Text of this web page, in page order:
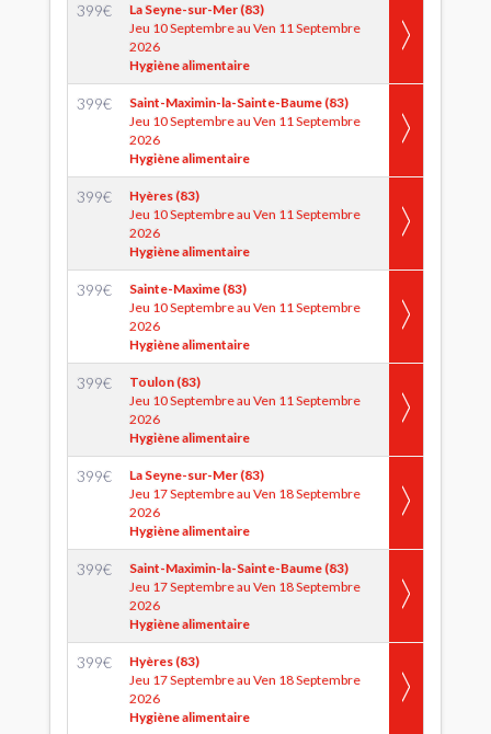
399€
La Seyne-sur-Mer (83)
Jeu 10 Septembre au Ven 11 Septembre
2026
Hygiène alimentaire
399€
Saint-Maximin-la-Sainte-Baume (83)
Jeu 10 Septembre au Ven 11 Septembre
2026
Hygiène alimentaire
399€
Hyères (83)
Jeu 10 Septembre au Ven 11 Septembre
2026
Hygiène alimentaire
399€
Sainte-Maxime (83)
Jeu 10 Septembre au Ven 11 Septembre
2026
Hygiène alimentaire
399€
Toulon (83)
Jeu 10 Septembre au Ven 11 Septembre
2026
Hygiène alimentaire
399€
La Seyne-sur-Mer (83)
Jeu 17 Septembre au Ven 18 Septembre
2026
Hygiène alimentaire
399€
Saint-Maximin-la-Sainte-Baume (83)
Jeu 17 Septembre au Ven 18 Septembre
2026
Hygiène alimentaire
399€
Hyères (83)
Jeu 17 Septembre au Ven 18 Septembre
2026
Hygiène alimentaire